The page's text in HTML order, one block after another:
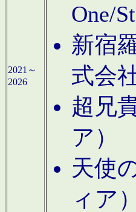
2021～
2026
One/
新宿
式会社
超兄
ア）
天使
ィア）